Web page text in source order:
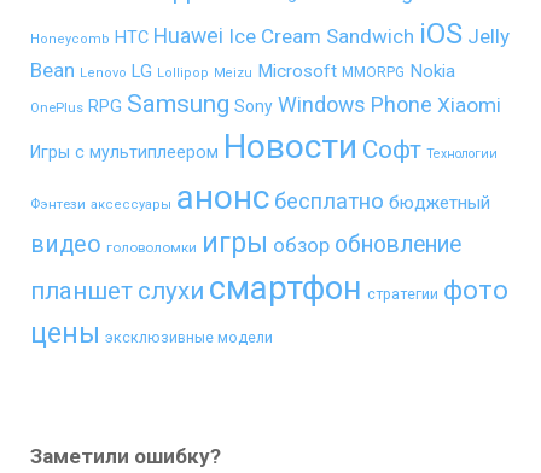
Honeycomb HTC Huawei Ice Cream Sandwich iOS Jelly
Bean Lenovo LG Lollipop Meizu Microsoft MMORPG Nokia
OnePlus RPG Samsung Sony Windows Phone Xiaomi
Игры с мультиплеером Новости Софт Технологии
Фэнтези аксессуары анонс бесплатно бюджетный
видео головоломки игры обзор обновление
планшет слухи смартфон стратегии фото
цены эксклюзивные модели
Заметили ошибку?